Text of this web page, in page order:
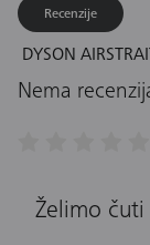
Recenzije
DYSON
Nema
Želimo